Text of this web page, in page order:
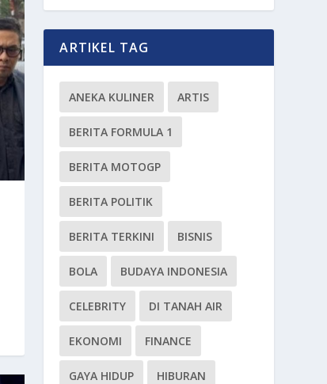
ARTIKEL TAG
ANEKA KULINER ARTIS
BERITA FORMULA 1
BERITA MOTOGP
BERITA POLITIK
BERITA TERKINI BISNIS
BOLA BUDAYA INDONESIA
CELEBRITY DI TANAH AIR
EKONOMI FINANCE
GAYA HIDUP HIBURAN